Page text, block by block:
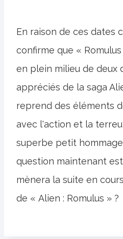
En raison de ces dates
confirme que «
en plein milieu de deux
appréciés de la saga
reprend des éléments
avec l'action et la
superbe petit
question maintenant
mènera la suite en
de « Alien : Romulus » ?